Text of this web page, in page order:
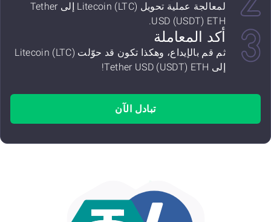
لمعالجة عملية تحويل Litecoin (LTC) إلى Tether
USD (USDT) ETH.
أكد المعاملة
ثم قم بالإيداع، وهكذا تكون قد حوّلت Litecoin (LTC)
إلى Tether USD (USDT) ETH!
تبادل الآن